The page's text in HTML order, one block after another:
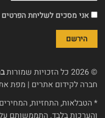
אני מסכים לשליחת
© 2026 כל הזכויות שמורות
חברה לקידום אתרים | מפת
* הטבלאות, התחזיות,
והערכות בלבד. התממשותם